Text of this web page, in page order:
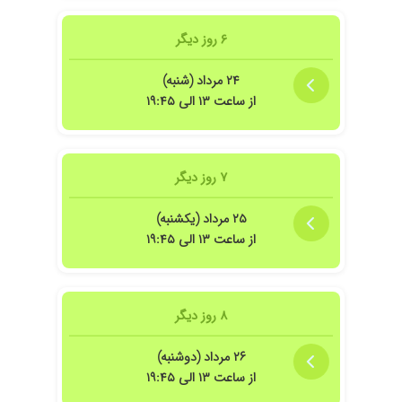
بیش از 10 سال میشه که ناراحتی معدم دارم پیش
چند تا متخصص و فوق تخصص هم رفتم هیچ
جوابی نگرفتم الان تحت نظر دکتر روشنی عزیز
هستم خدا رو شکر درمان خیلی خوب پیش رفته .
واقعه که یه دکتر بی نظیری هستن ایشون از همه
۱۳۹۸/۱۰/۰۵
رفتار منشی با بنده محترمانه نبود... شاید چون من
محجبه بودم و این افراد بدون حجاب. پزشک هم
حتی با وجود اینکه گفتم ورم شکم دارم و درد معاینه
تشخیص و درمان عالی ولی خیلی شلوغ
محمد اسماعیل تبی
تشخیص ایشان خیلی عالی بود
۶ روز دیگر
۲۴ مرداد (شنبه)
از ساعت ۱۳ الی ۱۹:۴۵
۷ روز دیگر
۲۵ مرداد (یکشنبه)
از ساعت ۱۳ الی ۱۹:۴۵
۸ روز دیگر
۲۶ مرداد (دوشنبه)
از ساعت ۱۳ الی ۱۹:۴۵